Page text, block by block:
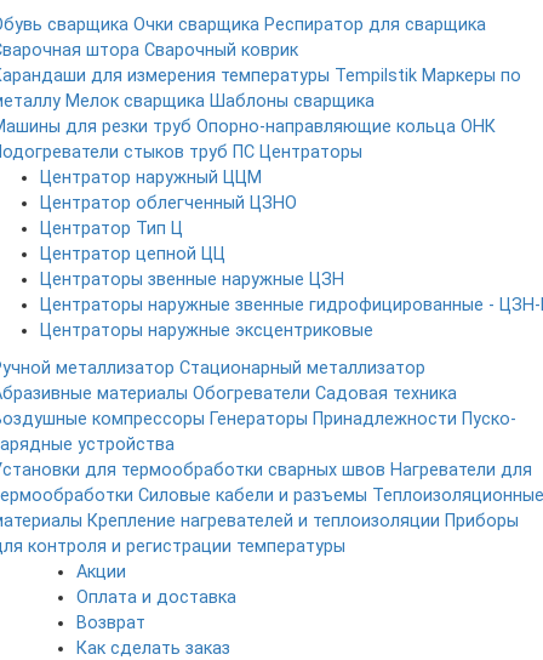
сварщика Очки сварщика Респиратор для сварщика
штора Сварочный коврик
для измерения температуры Tempilstik Маркеры по
Мелок сварщика Шаблоны сварщика
для резки труб Опорно-направляющие кольца ОНК
стыков труб ПС Центраторы
Центратор наружный ЦЦМ
Центратор облегченный ЦЗНО
Центратор Тип Ц
Центратор цепной ЦЦ
Центраторы звенные наружные ЦЗН
Центраторы наружные звенные гидрофицированные - ЦЗН-
Центраторы наружные эксцентриковые
металлизатор Стационарный металлизатор
материалы Обогреватели Садовая техника
компрессоры Генераторы Принадлежности Пуско-
устройства
для термообработки сварных швов Нагреватели для
Силовые кабели и разъемы Теплоизоляционные
Крепление нагревателей и теплоизоляции Приборы
контроля и регистрации температуры
Акции
Оплата и доставка
Возврат
Как сделать заказ